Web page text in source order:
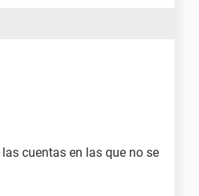
cuentas en las que no se